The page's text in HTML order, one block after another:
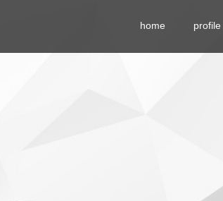
home profile